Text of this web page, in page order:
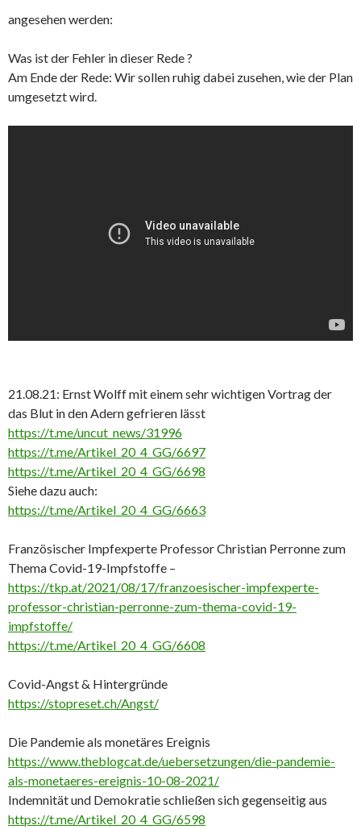
angesehen werden:
Was ist der Fehler in dieser Rede ?
Am Ende der Rede: Wir sollen ruhig dabei zusehen, wie der Plan
umgesetzt wird.
21.08.21: Ernst Wolff mit einem sehr wichtigen Vortrag der
das Blut in den Adern gefrieren lässt
https://t.me/uncut_news/31996
https://t.me/Artikel_20_4_GG/6697
https://t.me/Artikel_20_4_GG/6698
Siehe dazu auch:
https://t.me/Artikel_20_4_GG/6663
Französischer Impfexperte Professor Christian Perronne zum
Thema Covid-19-Impfstoffe –
https://tkp.at/2021/08/17/franzoesischer-impfexperte-
professor-christian-perronne-zum-thema-covid-19-
impfstoffe/
https://t.me/Artikel_20_4_GG/6608
Covid-Angst & Hintergründe
https://stopreset.ch/Angst/
Die Pandemie als monetäres Ereignis
https://www.theblogcat.de/uebersetzungen/die-pandemie-
als-monetaeres-ereignis-10-08-2021/
Indemnität und Demokratie schließen sich gegenseitig aus
https://t.me/Artikel_20_4_GG/6598